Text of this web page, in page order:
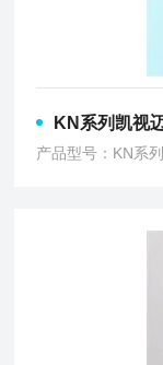
KN系列凯视
产品型号：KN系列